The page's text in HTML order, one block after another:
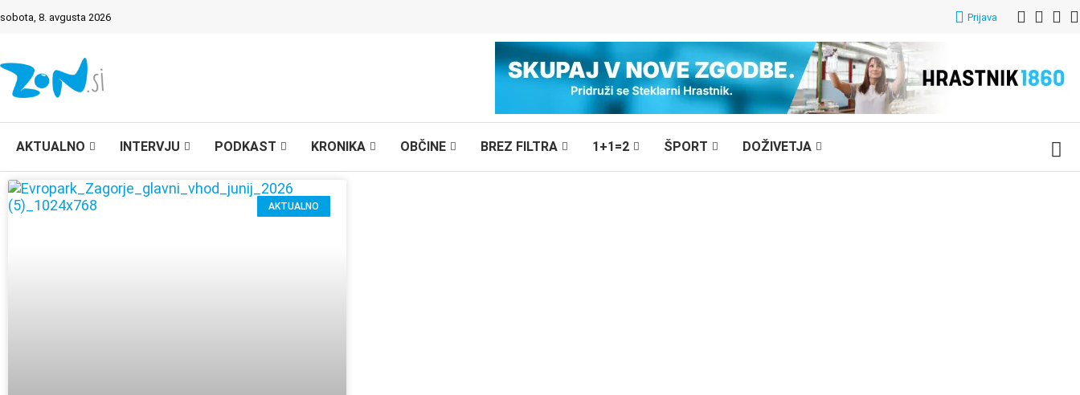
sobota, 8. avgusta 2026 Prijava
AKTUALNO INTERVJU PODKAST KRONIKA OBČINE BREZ FILTRA 1+1=2 ŠPORT DOŽIVETJA
AKTUALNO